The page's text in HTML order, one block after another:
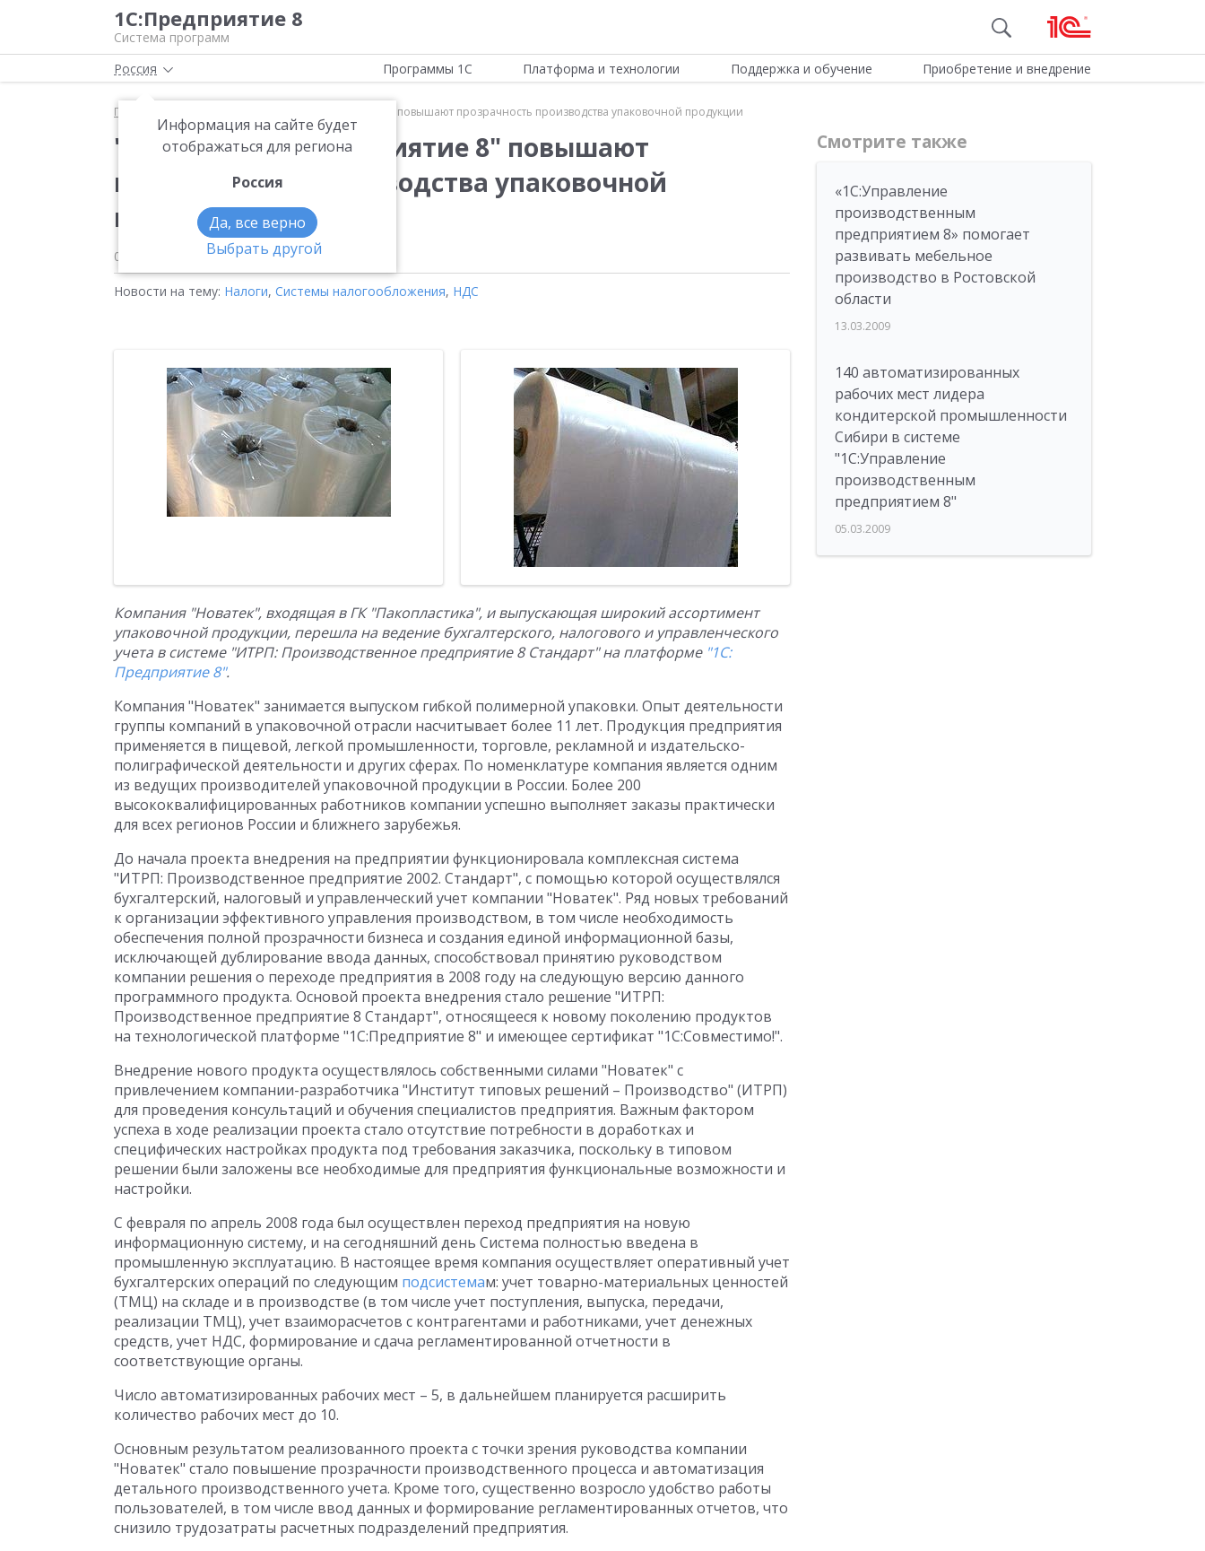
1С:Предприятие 8
Система программ
Россия
Информация на сайте будет
отображаться для региона
Россия
Да, все верно
Выбрать другой
Программы 1С Платформа и технологии Поддержка и обучение Приобретение и внедрение
Главная "ИТРП" и "1С:Предприятие 8" повышают прозрачность производства упаковочной продукции
"ИТРП" и "1С:Предприятие 8" повышают
прозрачность производства упаковочной
продукции
05.03.2009
Новости на тему: Налоги, Системы налогообложения, НДС
Компания "Новатек", входящая в ГК "Пакопластика", и выпускающая широкий ассортимент
упаковочной продукции, перешла на ведение бухгалтерского, налогового и управленческого
учета в системе "ИТРП: Производственное предприятие 8 Стандарт" на платформе "1С:
Предприятие 8".
Компания "Новатек" занимается выпуском гибкой полимерной упаковки. Опыт деятельности
группы компаний в упаковочной отрасли насчитывает более 11 лет. Продукция предприятия
применяется в пищевой, легкой промышленности, торговле, рекламной и издательско-
полиграфической деятельности и других сферах. По номенклатуре компания является одним
из ведущих производителей упаковочной продукции в России. Более 200
высококвалифицированных работников компании успешно выполняет заказы практически
для всех регионов России и ближнего зарубежья.
До начала проекта внедрения на предприятии функционировала комплексная система
"ИТРП: Производственное предприятие 2002. Стандарт", с помощью которой осуществлялся
бухгалтерский, налоговый и управленческий учет компании "Новатек". Ряд новых требований
к организации эффективного управления производством, в том числе необходимость
обеспечения полной прозрачности бизнеса и создания единой информационной базы,
исключающей дублирование ввода данных, способствовал принятию руководством
компании решения о переходе предприятия в 2008 году на следующую версию данного
программного продукта. Основой проекта внедрения стало решение "ИТРП:
Производственное предприятие 8 Стандарт", относящееся к новому поколению продуктов
на технологической платформе "1С:Предприятие 8" и имеющее сертификат "1С:Совместимо!".
Внедрение нового продукта осуществлялось собственными силами "Новатек" с
привлечением компании-разработчика "Институт типовых решений – Производство" (ИТРП)
для проведения консультаций и обучения специалистов предприятия. Важным фактором
успеха в ходе реализации проекта стало отсутствие потребности в доработках и
специфических настройках продукта под требования заказчика, поскольку в типовом
решении были заложены все необходимые для предприятия функциональные возможности и
настройки.
С февраля по апрель 2008 года был осуществлен переход предприятия на новую
информационную систему, и на сегодняшний день Система полностью введена в
промышленную эксплуатацию. В настоящее время компания осуществляет оперативный учет
бухгалтерских операций по следующим подсистемам: учет товарно-материальных ценностей
(ТМЦ) на складе и в производстве (в том числе учет поступления, выпуска, передачи,
реализации ТМЦ), учет взаиморасчетов с контрагентами и работниками, учет денежных
средств, учет НДС, формирование и сдача регламентированной отчетности в
соответствующие органы.
Число автоматизированных рабочих мест – 5, в дальнейшем планируется расширить
количество рабочих мест до 10.
Основным результатом реализованного проекта с точки зрения руководства компании
"Новатек" стало повышение прозрачности производственного процесса и автоматизация
детального производственного учета. Кроме того, существенно возросло удобство работы
пользователей, в том числе ввод данных и формирование регламентированных отчетов, что
снизило трудозатраты расчетных подразделений предприятия.
Смотрите также
«1С:Управление
производственным
предприятием 8» помогает
развивать мебельное
производство в Ростовской
области
13.03.2009
140 автоматизированных
рабочих мест лидера
кондитерской промышленности
Сибири в системе
"1С:Управление
производственным
предприятием 8"
05.03.2009